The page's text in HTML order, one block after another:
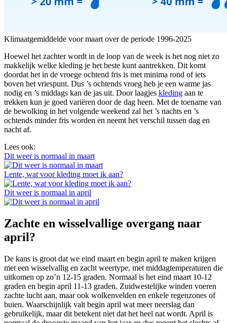
Klimaatgemiddelde voor maart over de periode 1996-2025
Hoewel het zachter wordt in de loop van de week is het nog niet zo
makkelijk welke kleding je het beste kunt aantrekken. Dit komt
doordat het in de vroege ochtend fris is met minima rond of iets
boven het vriespunt. Dus ’s ochtends vroeg heb je een warme jas
nodig en ’s middags kan de jas uit. Door laagjes kleding aan te
trekken kun je goed variëren door de dag heen. Met de toename van
de bewolking in het volgende weekend zal het ’s nachts en ’s
ochtends minder fris worden en neemt het verschil tussen dag en
nacht af.
Lees ook:
Dit weer is normaal in maart
Lente, wat voor kleding moet ik aan?
Dit weer is normaal in april
Zachte en wisselvallige overgang naar
april?
De kans is groot dat we eind maart en begin april te maken krijgen
met een wisselvallig en zacht weertype, met middagtemperaturen die
uitkomen op zo’n 12-15 graden. Normaal is het eind maart 10-12
graden en begin april 11-13 graden. Zuidwestelijke winden voeren
zachte lucht aan, maar ook wolkenvelden en enkele regenzones of
buien. Waarschijnlijk valt begin april wat meer neerslag dan
gebruikelijk, maar dit betekent niet dat het heel nat wordt. April is